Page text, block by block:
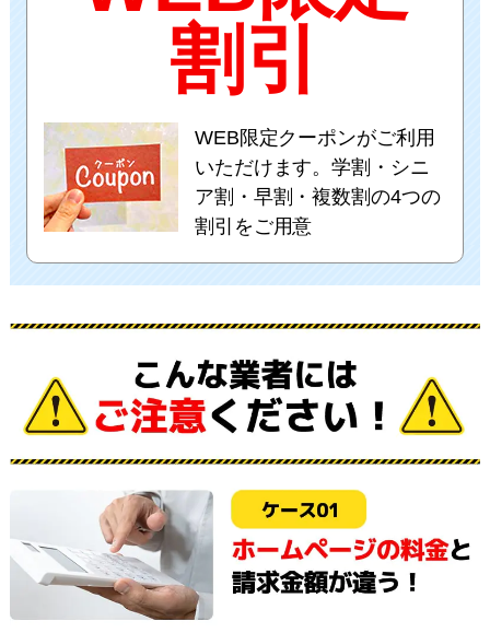
割引
WEB限定クーポンがご利用
いただけます。学割・シニ
ア割・早割・複数割の4つの
割引をご用意